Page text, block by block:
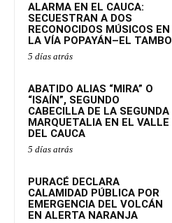
ALARMA EN EL CAUCA:
SECUESTRAN A DOS
RECONOCIDOS MÚSICOS EN
LA VÍA POPAYÁN–EL TAMBO
5 días atrás
ABATIDO ALIAS “MIRA” O
“ISAÍN”, SEGUNDO
CABECILLA DE LA SEGUNDA
MARQUETALIA EN EL VALLE
DEL CAUCA
5 días atrás
PURACÉ DECLARA
CALAMIDAD PÚBLICA POR
EMERGENCIA DEL VOLCÁN
EN ALERTA NARANJA